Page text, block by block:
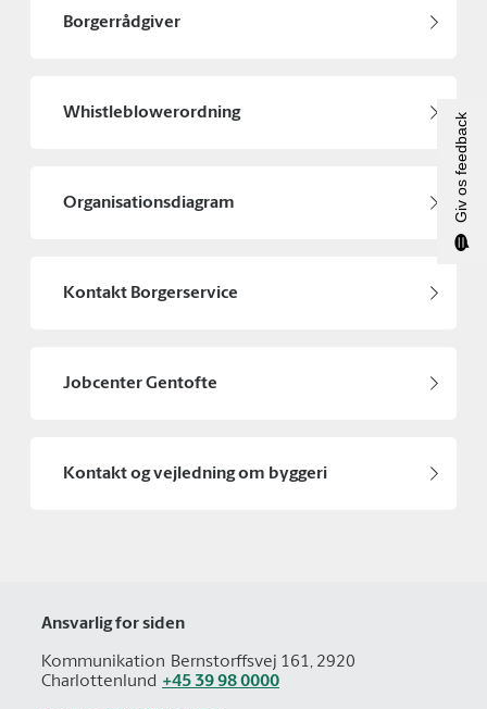
Borgerrådgiver
Whistleblowerordning
Organisationsdiagram
Kontakt Borgerservice
Jobcenter Gentofte
Kontakt og vejledning om byggeri
Ansvarlig for siden
Kommunikation Bernstorffsvej 161, 2920
Charlottenlund +45 39 98 0000
Giv os feedback